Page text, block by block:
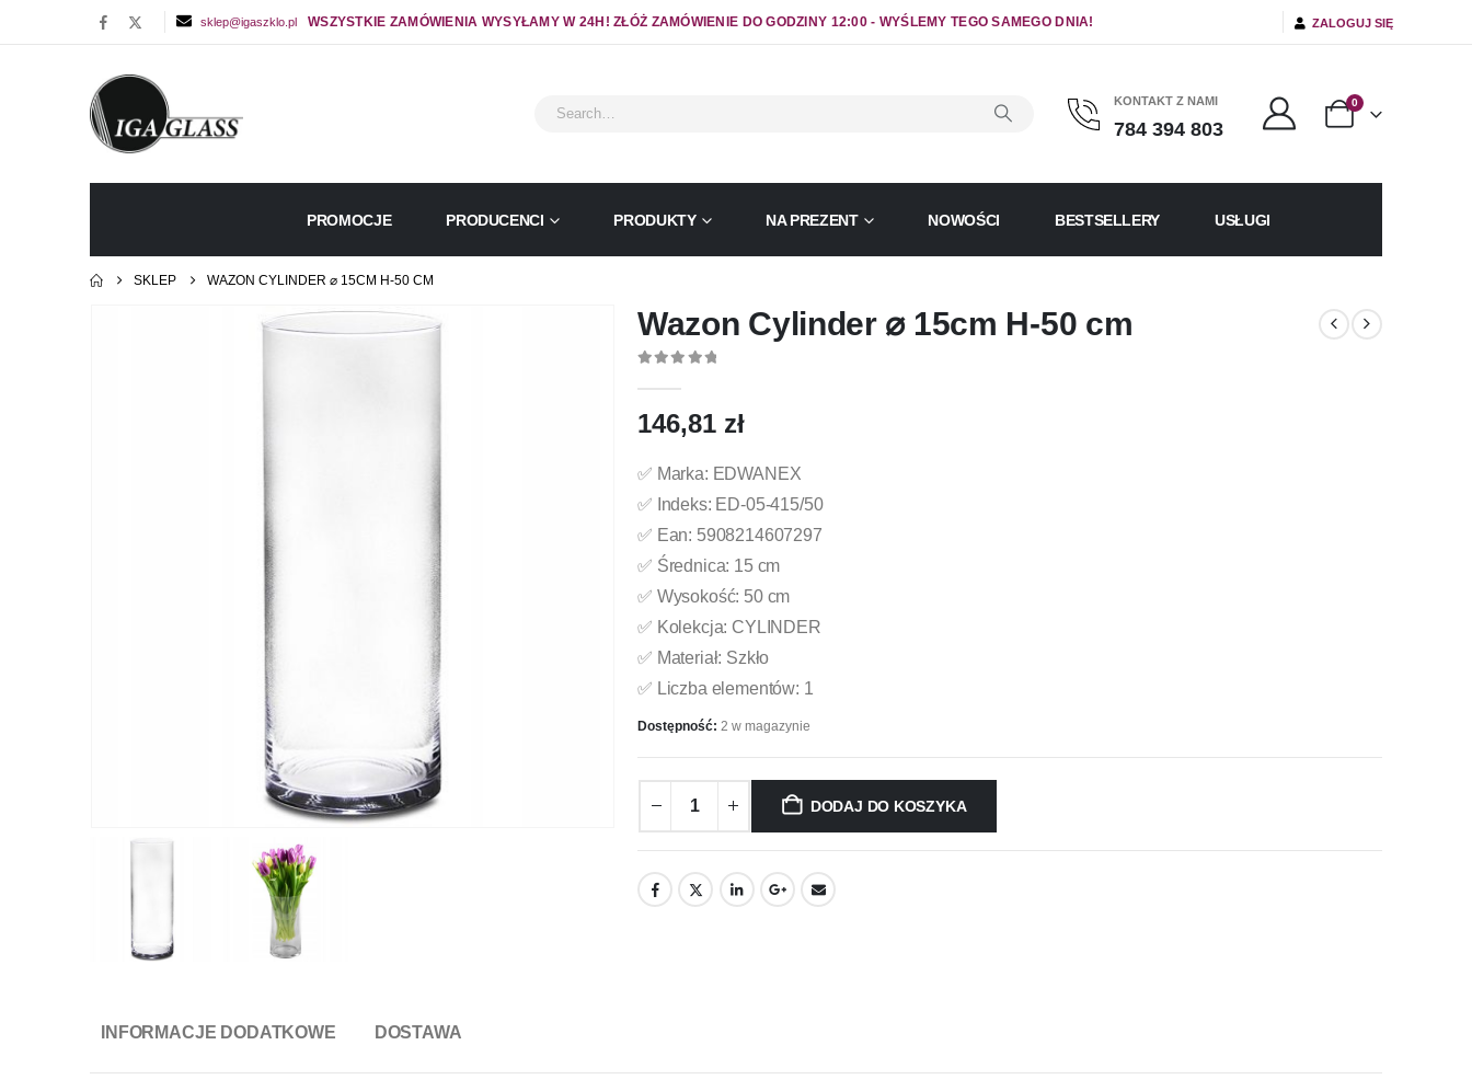
sklep@igaszklo.pl WSZYSTKIE ZAMÓWIENIA WYSYŁAMY W 24H! ZŁÓŻ ZAMÓWIENIE DO GODZINY 12:00 - WYŚLEMY TEGO SAMEGO DNIA! ZALOGUJ SIĘ
KONTAKT Z NAMI
784 394 803
0
PROMOCJE PRODUCENCI PRODUKTY NA PREZENT NOWOŚCI BESTSELLERY USŁUGI
SKLEP WAZON CYLINDER ⌀ 15CM H-50 CM
Wazon Cylinder ⌀ 15cm H-50 cm
146,81 zł
✅ Marka: EDWANEX
✅ Indeks: ED-05-415/50
✅ Ean: 5908214607297
✅ Średnica: 15 cm
✅ Wysokość: 50 cm
✅ Kolekcja: CYLINDER
✅ Materiał: Szkło
✅ Liczba elementów: 1
Dostępność: 2 w magazynie
DODAJ DO KOSZYKA
INFORMACJE DODATKOWE DOSTAWA